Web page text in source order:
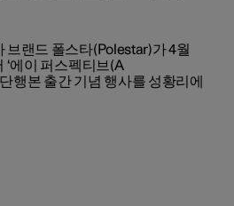
브랜드 폴스타(Polestar)가 4월
‘에이 퍼스펙티브(A
단행본 출간 기념 행사를 성황리에